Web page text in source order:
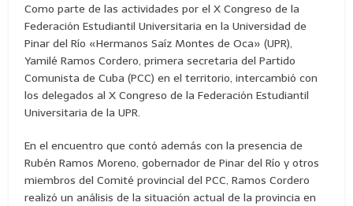
Como parte de las actividades por el X Congreso de la
Federación Estudiantil Universitaria en la Universidad de
Pinar del Río «Hermanos Saíz Montes de Oca» (UPR),
Yamilé Ramos Cordero, primera secretaria del Partido
Comunista de Cuba (PCC) en el territorio, intercambió con
los delegados al X Congreso de la Federación Estudiantil
Universitaria de la UPR.
En el encuentro que contó además con la presencia de
Rubén Ramos Moreno, gobernador de Pinar del Río y otros
miembros del Comité provincial del PCC, Ramos Cordero
realizó un análisis de la situación actual de la provincia en